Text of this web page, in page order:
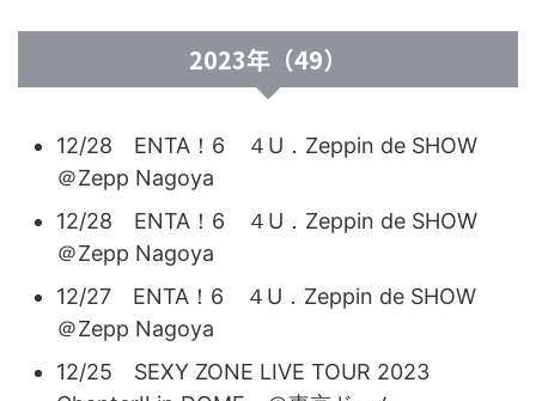
2023年（49）
12/28 ENTA！6 ４U．Zeppin de SHOW
＠Zepp Nagoya
12/28 ENTA！6 ４U．Zeppin de SHOW
＠Zepp Nagoya
12/27 ENTA！6 ４U．Zeppin de SHOW
＠Zepp Nagoya
12/25 SEXY ZONE LIVE TOUR 2023